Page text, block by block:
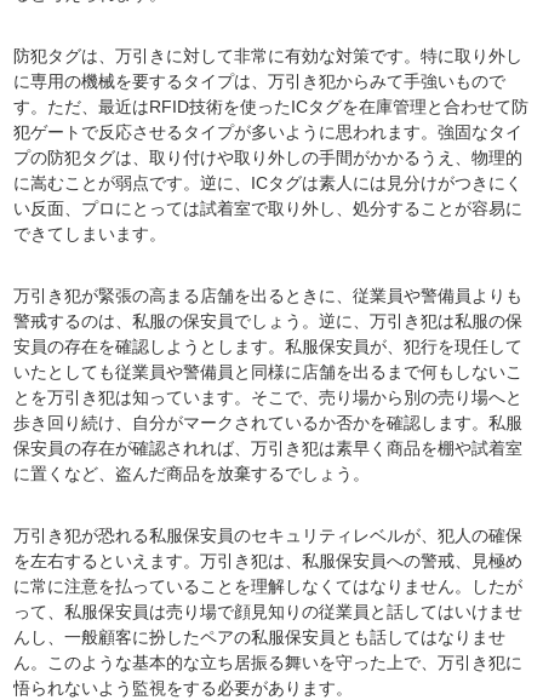
防犯タグは、万引きに対して非常に有効な対策です。特に取り外し
に専用の機械を要するタイプは、万引き犯からみて手強いもので
す。ただ、最近はRFID技術を使ったICタグを在庫管理と合わせて防
犯ゲートで反応させるタイプが多いように思われます。強固なタイ
プの防犯タグは、取り付けや取り外しの手間がかかるうえ、物理的
に嵩むことが弱点です。逆に、ICタグは素人には見分けがつきにく
い反面、プロにとっては試着室で取り外し、処分することが容易に
できてしまいます。
万引き犯が緊張の高まる店舗を出るときに、従業員や警備員よりも
警戒するのは、私服の保安員でしょう。逆に、万引き犯は私服の保
安員の存在を確認しようとします。私服保安員が、犯行を現任して
いたとしても従業員や警備員と同様に店舗を出るまで何もしないこ
とを万引き犯は知っています。そこで、売り場から別の売り場へと
歩き回り続け、自分がマークされているか否かを確認します。私服
保安員の存在が確認されれば、万引き犯は素早く商品を棚や試着室
に置くなど、盗んだ商品を放棄するでしょう。
万引き犯が恐れる私服保安員のセキュリティレベルが、犯人の確保
を左右するといえます。万引き犯は、私服保安員への警戒、見極め
に常に注意を払っていることを理解しなくてはなりません。したが
って、私服保安員は売り場で顔見知りの従業員と話してはいけませ
んし、一般顧客に扮したペアの私服保安員とも話してはなりませ
ん。このような基本的な立ち居振る舞いを守った上で、万引き犯に
悟られないよう監視をする必要があります。